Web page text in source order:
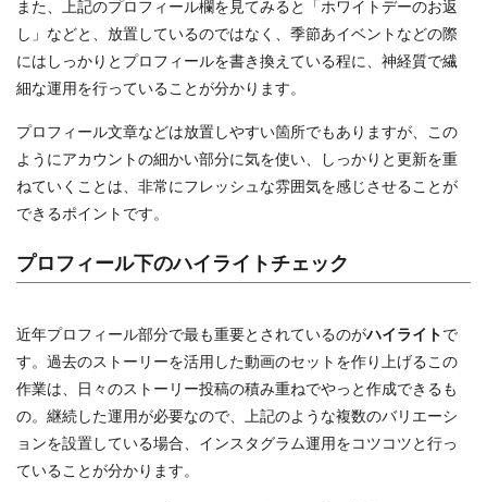
また、上記のプロフィール欄を見てみると「ホワイトデーのお返
し」などと、放置しているのではなく、季節あイベントなどの際
にはしっかりとプロフィールを書き換えている程に、神経質で繊
細な運用を行っていることが分かります。
プロフィール文章などは放置しやすい箇所でもありますが、この
ようにアカウントの細かい部分に気を使い、しっかりと更新を重
ねていくことは、非常にフレッシュな雰囲気を感じさせることが
できるポイントです。
プロフィール下のハイライトチェック
近年プロフィール部分で最も重要とされているのがハイライトで
す。過去のストーリーを活用した動画のセットを作り上げるこの
作業は、日々のストーリー投稿の積み重ねでやっと作成できるも
の。継続した運用が必要なので、上記のような複数のバリエーシ
ョンを設置している場合、インスタグラム運用をコツコツと行っ
ていることが分かります。